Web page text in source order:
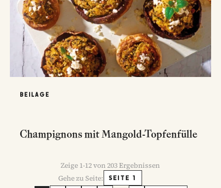
BEILAGE
Champignons mit Mangold-Topfenfülle
Zeige 1-12von 203Ergebnissen
Gehe zu Seite:
SEITE 1